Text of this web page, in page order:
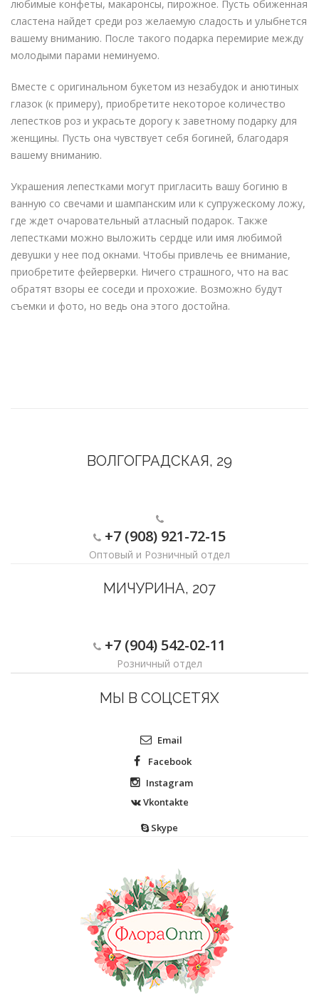
любимые конфеты, макаронсы, пирожное. Пусть обиженная
сластена найдет среди роз желаемую сладость и улыбнется
вашему вниманию. После такого подарка перемирие между
молодыми парами неминуемо.
Вместе с оригинальном букетом из незабудок и анютиных
глазок (к примеру), приобретите некоторое количество
лепестков роз и украсьте дорогу к заветному подарку для
женщины. Пусть она чувствует себя богиней, благодаря
вашему вниманию.
Украшения лепестками могут пригласить вашу богиню в
ванную со свечами и шампанским или к супружескому ложу,
где ждет очаровательный атласный подарок. Также
лепестками можно выложить сердце или имя любимой
девушки у нее под окнами. Чтобы привлечь ее внимание,
приобретите фейерверки. Ничего страшного, что на вас
обратят взоры ее соседи и прохожие. Возможно будут
съемки и фото, но ведь она этого достойна.
ВОЛГОГРАДСКАЯ, 29
+7 (908) 921-72-15
Оптовый и Розничный отдел
МИЧУРИНА, 207
+7 (904) 542-02-11
Розничный отдел
МЫ В СОЦСЕТЯХ
Email
Facebook
Instagram
Vkontakte
Skype